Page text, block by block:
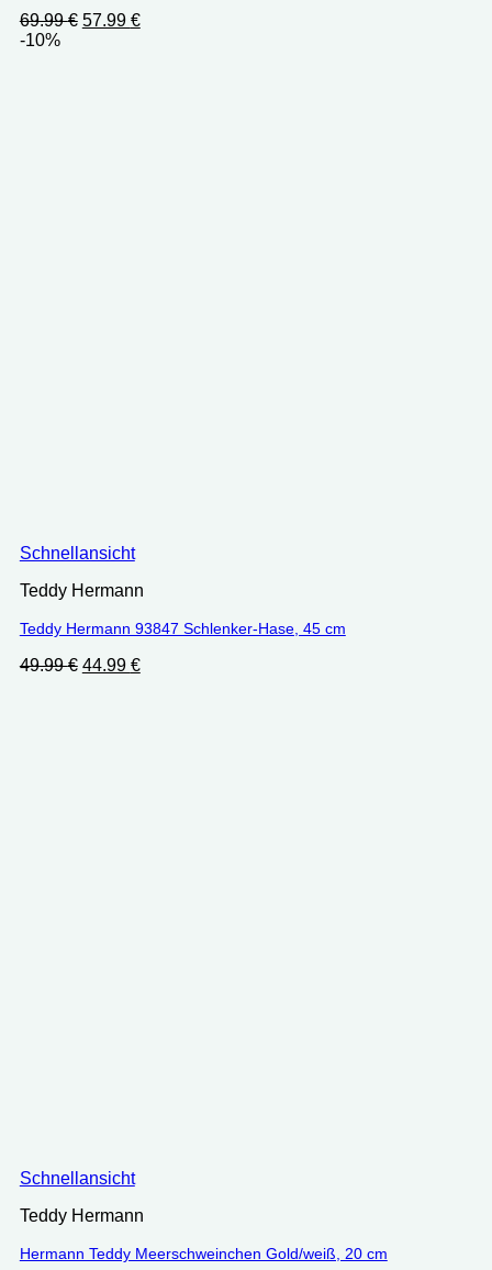
69.99€ Ursprünglicher
57.99 €Aktueller
-10%
Schnellansicht
Teddy Hermann
Teddy Hermann 93847 Schlenker-Hase, 45 cm
49.99€ Ursprünglicher
44.99 €Aktueller
Schnellansicht
Teddy Hermann
Hermann Teddy Meerschweinchen Gold/weiß, 20 cm